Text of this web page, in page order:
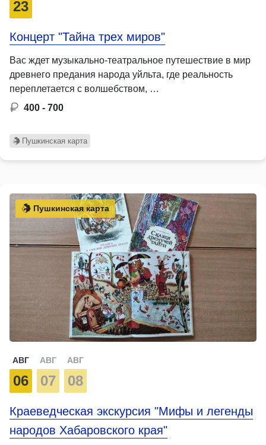
23
Концерт "Тайна трех миров"
Вас ждет музыкально-театральное путешествие в мир
древнего предания народа уйльта, где реальность
переплетается с волшебством, …
400 - 700
Пушкинская карта
Пушкинская карта
АВГ
06
АВГ
07
АВГ
08
Краеведческая экскурсия "Мифы и легенды
народов Хабаровского края"